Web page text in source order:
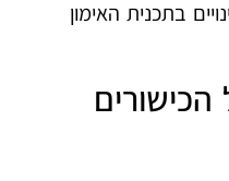
בתכנית האימון